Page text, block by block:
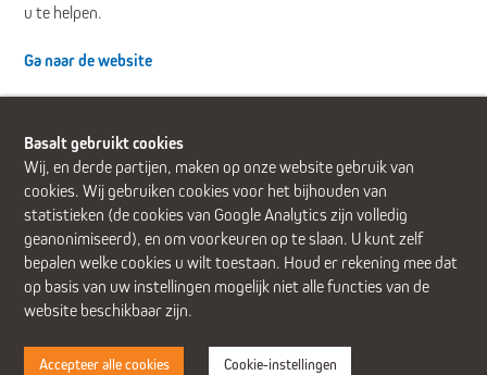
u te helpen.
Ga naar de website
Alphen aan den Rijn (Alrijne Ziekenhuis) Delft Den Haag
Leiden
Leiderdorp (Alrijne Ziekenhuis) Zoetermeer
Basalt gebruikt cookies
Wij, en derde partijen, maken op onze website gebruik van
cookies. Wij gebruiken cookies voor het bijhouden van
statistieken (de cookies van Google Analytics zijn volledig
geanonimiseerd), en om voorkeuren op te slaan. U kunt zelf
bepalen welke cookies u wilt toestaan. Houd er rekening mee dat
op basis van uw instellingen mogelijk niet alle functies van de
website beschikbaar zijn.
Accepteer alle cookies Cookie-instellingen